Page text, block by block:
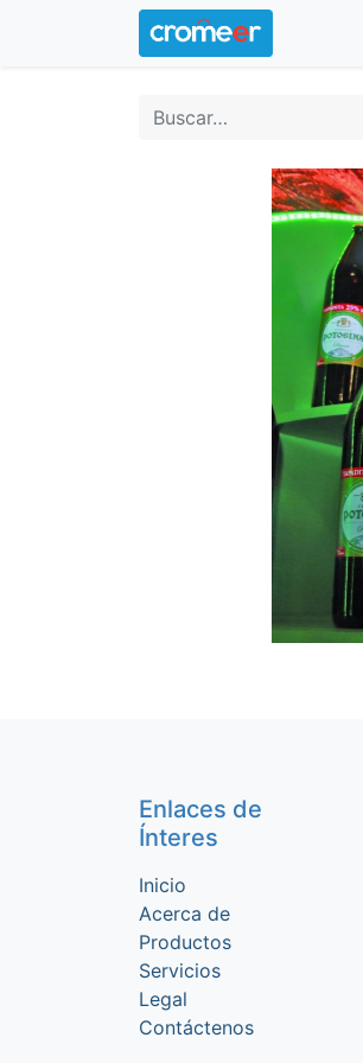
Enlaces de
Ínteres
Inicio
Acerca de
Productos
Servicios
Legal
Contáctenos